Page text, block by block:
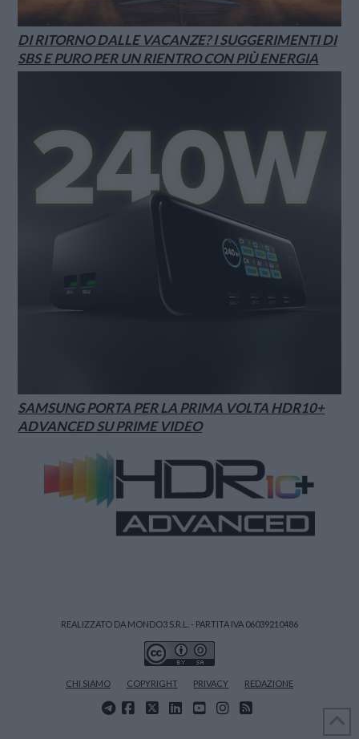
DI RITORNO DALLE VACANZE? I SUGGERIMENTI DI
SBS E PURO PER UN RIENTRO CON PIÙ ENERGIA
SAMSUNG PORTA PER LA PRIMA VOLTA HDR10+
ADVANCED SU PRIME VIDEO
REALIZZATO DA MONDO3 S.R.L. - PARTITA IVA 06039210486
CHI SIAMO COPYRIGHT PRIVACY REDAZIONE